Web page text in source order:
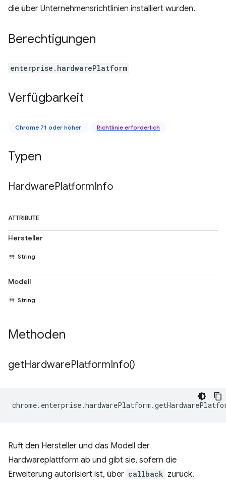
die über Unternehmensrichtlinien installiert wurden.
Berechtigungen
enterprise.hardwarePlatform
Verfügbarkeit
Chrome 71 oder höher Richtlinie erforderlich
Typen
HardwarePlatformInfo
ATTRIBUTE
Hersteller
String
Modell
String
Methoden
getHardwarePlatformInfo()
chrome. enterprise.hardwarePlatform .
Ruft den Hersteller und das Modell der
Hardwareplattform ab und gibt sie, sofern die
Erweiterung autorisiert ist, über callback zurück.